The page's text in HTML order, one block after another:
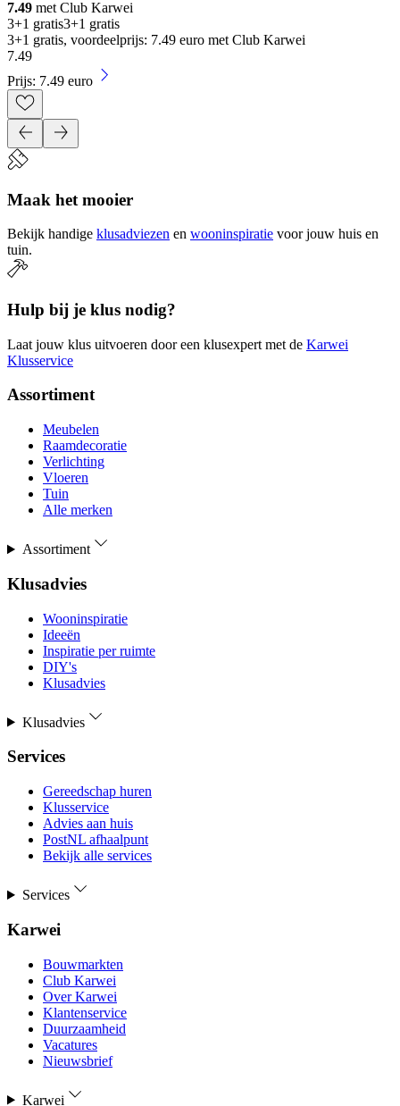
7.49 met Club Karwei
3+1 gratis3+1 gratis
3+1 gratis, voordeelprijs: 7.49 euro met Club Karwei
7.49
Prijs: 7.49 euro
Maak het mooier
Bekijk handige klusadviezen en wooninspiratie voor jouw huis en
tuin.
Hulp bij je klus nodig?
Laat jouw klus uitvoeren door een klusexpert met de Karwei
Klusservice
Assortiment
Meubelen
Raamdecoratie
Verlichting
Vloeren
Tuin
Alle merken
Assortiment
Klusadvies
Wooninspiratie
Ideeën
Inspiratie per ruimte
DIY's
Klusadvies
Klusadvies
Services
Gereedschap huren
Klusservice
Advies aan huis
PostNL afhaalpunt
Bekijk alle services
Services
Karwei
Bouwmarkten
Club Karwei
Over Karwei
Klantenservice
Duurzaamheid
Vacatures
Nieuwsbrief
Karwei